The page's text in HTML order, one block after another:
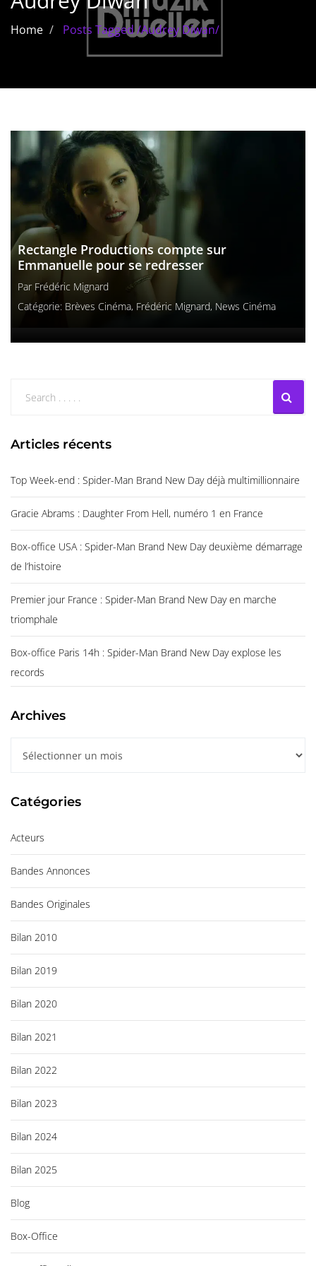
Les films par
interdits
Les Dossiers
Les disparus
Les acteurs
Les actrices
Les réalisateurs
Home Posts Tagged/Audrey Diwan/
Rectangle Productions compte sur
Emmanuelle pour se redresser
Par Frédéric Mignard
Catégorie: Brèves Cinéma, Frédéric Mignard, News Cinéma
Articles récents
Top Week-end : Spider-Man Brand New Day déjà multimillionnaire
Gracie Abrams : Daughter From Hell, numéro 1 en France
Box-office USA : Spider-Man Brand New Day deuxième démarrage
de l’histoire
Premier jour France : Spider-Man Brand New Day en marche
triomphale
Box-office Paris 14h : Spider-Man Brand New Day explose les
records
Archives
h
v
e
s
Catégories
Acteurs
Bandes Annonces
Bandes Originales
Bilan 2010
Bilan 2019
Bilan 2020
Bilan 2021
Bilan 2022
Bilan 2023
Bilan 2024
Bilan 2025
Blog
Box-Office